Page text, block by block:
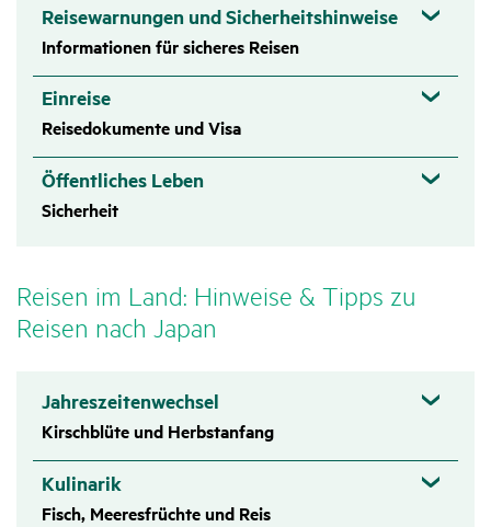
Reisewarnungen und Sicherheitshinweise
Informationen für sicheres Reisen
Einreise
Reisedokumente und Visa
Öffentliches Leben
Sicherheit
Reisen im Land: Hinweise & Tipps zu
Reisen nach Japan
Jahreszeitenwechsel
Kirschblüte und Herbstanfang
Kulinarik
Fisch, Meeresfrüchte und Reis